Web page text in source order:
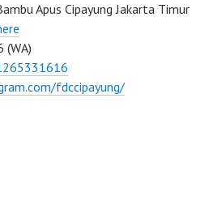
Apus Cipayung Jakarta Timur
fdccipayung/